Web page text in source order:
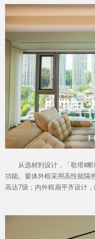
从选材到设计，「歌塔Ⅱ断
功能。窗体外框采用高性能隔
高达7级；内外框扇平齐设计